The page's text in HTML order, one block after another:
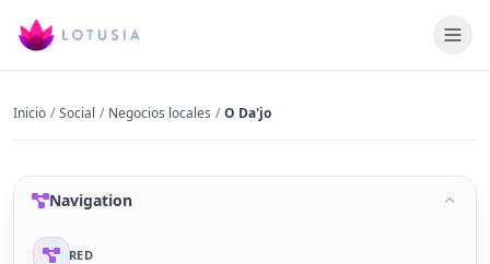
Inicio / Social / Negocios locales / O Da'jo
Navigation
RED